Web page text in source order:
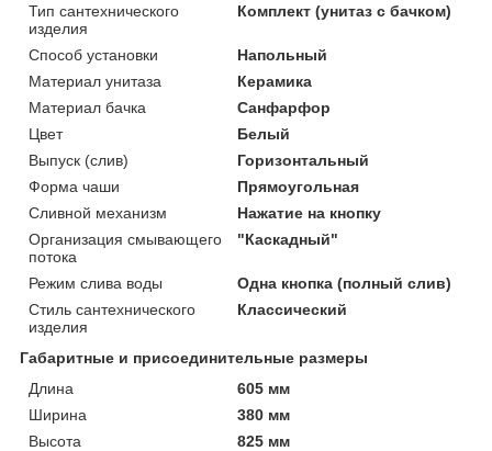
Тип сантехнического
изделия
Комплект (унитаз с бачком)
Способ установки
Напольный
Материал унитаза
Керамика
Материал бачка
Санфарфор
Цвет
Белый
Выпуск (слив)
Горизонтальный
Форма чаши
Прямоугольная
Сливной механизм
Нажатие на кнопку
Организация смывающего
потока
"Каскадный"
Режим слива воды
Одна кнопка (полный слив)
Стиль сантехнического
изделия
Классический
Габаритные и присоединительные размеры
Длина
605 мм
Ширина
380 мм
Высота
825 мм